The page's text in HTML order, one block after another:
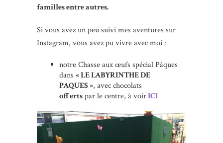
familles entre autres.
Si vous avez un peu suivi mes aventures sur
Instagram, vous avez pu vivre avec moi :
notre Chasse aux œufs spécial Pâques
dans « LE LABYRINTHE DE
PAQUES », avec chocolats
offertspar le centre, à voirICI